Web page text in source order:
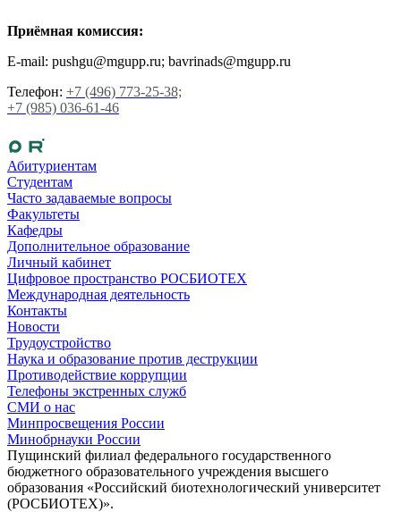
Приёмная комиссия:
E-mail: pushgu@mgupp.ru; bavrinads@mgupp.ru
Телефон: +7 (496) 773-25-38;
+7 (985) 036-61-46
Абитуриентам
Студентам
Часто задаваемые вопросы
Факультеты
Кафедры
Дополнительное образование
Личный кабинет
Цифровое пространство РОСБИОТЕХ
Международная деятельность
Контакты
Новости
Трудоустройство
Наука и образование против деструкции
Противодействие коррупции
Телефоны экстренных служб
СМИ о нас
Минпросвещения России
Минобрнауки России
Пущинский филиал федерального государственного
бюджетного образовательного учреждения высшего
образования «Российский биотехнологический университет
(РОСБИОТЕХ)».